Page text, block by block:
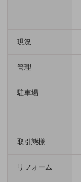
現況
管理
駐車場
取引態様
リフォーム